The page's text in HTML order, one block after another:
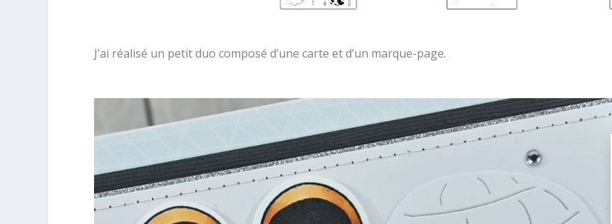
J’ai réalisé un petit duo composé d’une carte et d’un marque-page.